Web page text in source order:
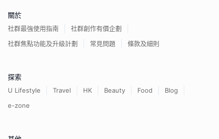
關於
社群最強使用指南
社群創作有價企劃
社群焦點功能及升級計劃
常見問題 條款及細則
探索
U Lifestyle Travel HK Beauty Food
Blog
e-zone